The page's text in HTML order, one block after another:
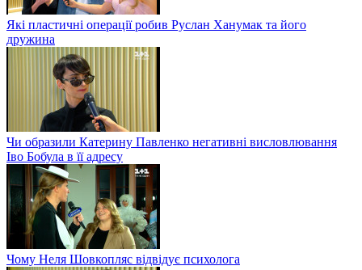
Які пластичні операції робив Руслан Ханумак та його
дружина
Чи образили Катерину Павленко негативні висловлювання
Іво Бобула в її адресу
Чому Неля Шовкопляс відвідує психолога